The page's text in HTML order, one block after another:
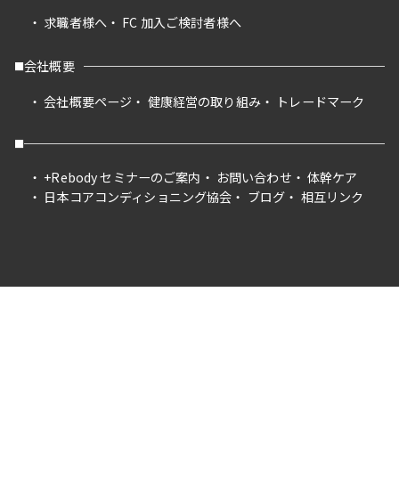
求職者様へ
FC 加入ご検討者様へ
会社概要
会社概要ページ
健康経営の取り組み トレードマーク
+Rebody セミナーのご案内 お問い合わせ
体幹ケア
日本コアコンディショニング協会
ブログ 相互リンク